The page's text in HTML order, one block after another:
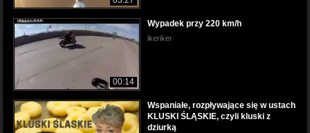
00:14
Wypadek przy 220 km/h
ikeriker
Wspaniałe, rozpływające się w ustach
KLUSKI ŚLĄSKIE, czyli kluski z
dziurką